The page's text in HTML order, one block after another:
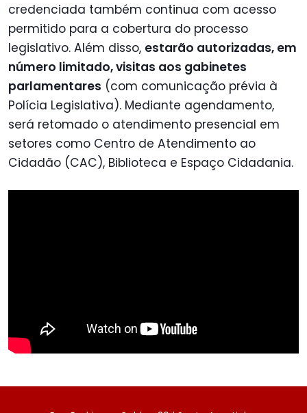
credenciada também continua com acesso
permitido para a cobertura do processo
legislativo. Além disso, estarão autorizadas, em
número limitado, visitas aos gabinetes
parlamentares (com comunicação prévia à
Polícia Legislativa). Mediante agendamento,
será retomado o atendimento presencial em
setores como Centro de Atendimento ao
Cidadão (CAC), Biblioteca e Espaço Cidadania.